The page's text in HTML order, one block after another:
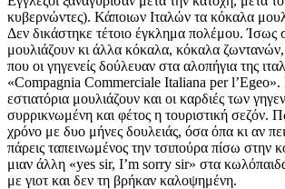
κυβερνώντες). Κάποιων Ιταλών τα κόκαλα
Δεν δικάστηκε τέτοιο έγκλημα πολέμου. Ίσως
μουλιάζουν κι άλλα κόκαλα, κόκαλα ζωντανών,
που οι γηγενείς δούλευαν στα αλοπήγια της
«Compagnia Commerciale Italiana per
εστιατόρια μουλιάζουν και οι καρδιές των
συρρικνωμένη και φέτος η τουριστική σεζόν.
χρόνο με δυο μήνες δουλειάς, όσα όπα κι αν
πάρεις ταπεινωμένος την τσιπούρα πίσω στην
μιαν άλλη «yes sir, I’m sorry sir» στα
με γιοτ και δεν τη βρήκαν καλοψημένη.